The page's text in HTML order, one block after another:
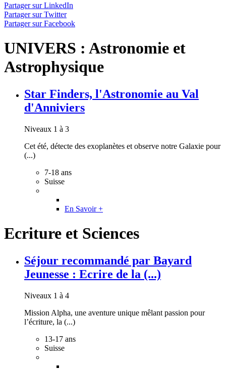
Partager sur LinkedIn
Partager sur Twitter
Partager sur Facebook
UNIVERS : Astronomie et
Astrophysique
Star Finders, l'Astronomie au Val
d'Anniviers
Niveaux 1 à 3
Cet été, détecte des exoplanètes et observe notre Galaxie pour
(...)
7-18 ans
Suisse
En Savoir +
Ecriture et Sciences
Séjour recommandé par Bayard
Jeunesse : Ecrire de la (...)
Niveaux 1 à 4
Mission Alpha, une aventure unique mêlant passion pour
l’écriture, la (...)
13-17 ans
Suisse